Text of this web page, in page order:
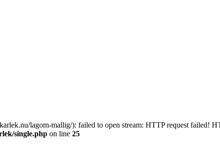
lagom-mallig/): failed to open stream: HTTP request failed!
single.php on line 25